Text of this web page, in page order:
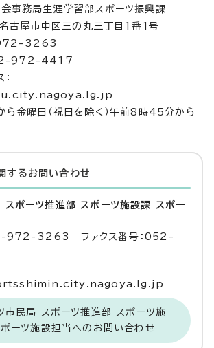
事務局生涯学習部スポーツ振興課
屋市中区三の丸三丁目1番1号
972-3263
972-4417
ら金曜日（祝日を除く）午前8時45分から
する お問い合わせ
スポーツ推進部 スポーツ施設課 スポー
972-3263 ファクス番号：052-
市民局 スポーツ推進部 スポーツ施
ーツ施設担当へのお問い合わせ